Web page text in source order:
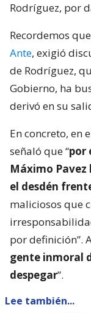
Rodríguez, por
Recordemos
Ante, exigió
de Rodríguez,
Gobierno, ha
derivó en su
En concreto, en
señaló que “por
Máximo Pavez
el desdén
maliciosos que
por definición”.
gente inmoral
despegar”.
Lee también...